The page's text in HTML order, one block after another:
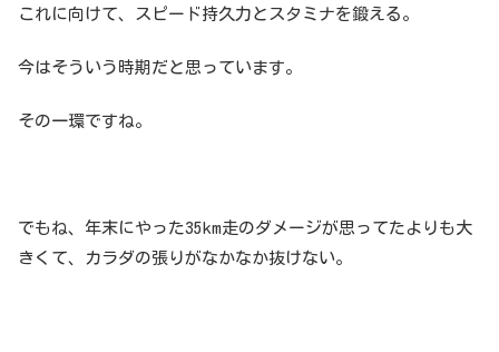
これに向けて、スピード持久力とスタミナを鍛える。
今はそういう時期だと思っています。
その一環ですね。
でもね、年末にやった35km走のダメージが思ってたよりも大
きくて、カラダの張りがなかなか抜けない。